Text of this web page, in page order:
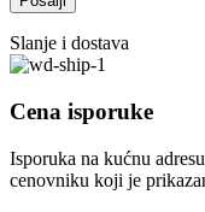
Slanje i dostava
Cena isporuke
Isporuka na kućnu
cenovniku koji je